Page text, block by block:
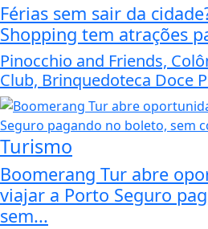
Férias sem sair da
Shopping tem atrações
Pinocchio and Friends,
Club, Brinquedoteca Doce
Turismo
Boomerang Tur abre
viajar a Porto Seguro
sem...